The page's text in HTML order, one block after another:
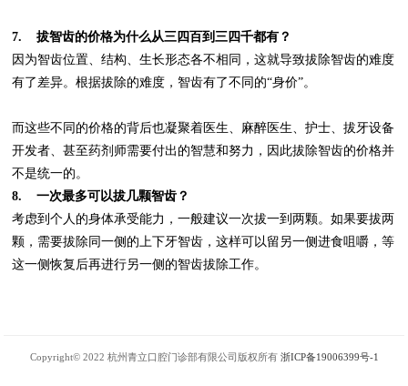
7. 拔智齿的价格为什么从三四百到三四千都有？
因为智齿位置、结构、生长形态各不相同，这就导致拔除智齿的难度
有了差异。根据拔除的难度，智齿有了不同的“身价”。
而这些不同的价格的背后也凝聚着医生、麻醉医生、护士、拔牙设备
开发者、甚至药剂师需要付出的智慧和努力，因此拔除智齿的价格并
不是统一的。
8. 一次最多可以拔几颗智齿？
考虑到个人的身体承受能力，一般建议一次拔一到两颗。如果要拔两
颗，需要拔除同一侧的上下牙智齿，这样可以留另一侧进食咀嚼，等
这一侧恢复后再进行另一侧的智齿拔除工作。
Copyright© 2022 杭州青立口腔门诊部有限公司版权所有 浙ICP备19006399号-1